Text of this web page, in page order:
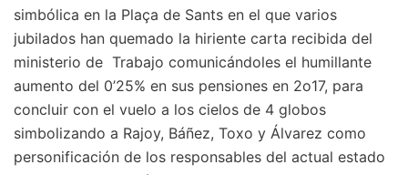
simbólica en la Plaça de Sants en el que varios
jubilados han quemado la hiriente carta recibida del
ministerio de Trabajo comunicándoles el humillante
aumento del 0’25% en sus pensiones en 2o17, para
concluir con el vuelo a los cielos de 4 globos
simbolizando a Rajoy, Báñez, Toxo y Álvarez como
personificación de los responsables del actual estado